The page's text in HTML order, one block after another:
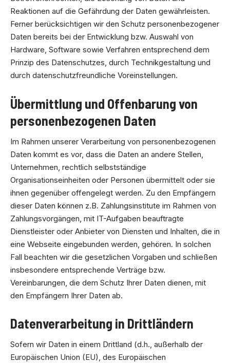
Reaktionen auf die Gefährdung der Daten gewährleisten.
Ferner berücksichtigen wir den Schutz personenbezogener
Daten bereits bei der Entwicklung bzw. Auswahl von
Hardware, Software sowie Verfahren entsprechend dem
Prinzip des Datenschutzes, durch Technikgestaltung und
durch datenschutzfreundliche Voreinstellungen.
Übermittlung und Offenbarung von
personenbezogenen Daten
Im Rahmen unserer Verarbeitung von personenbezogenen
Daten kommt es vor, dass die Daten an andere Stellen,
Unternehmen, rechtlich selbstständige
Organisationseinheiten oder Personen übermittelt oder sie
ihnen gegenüber offengelegt werden. Zu den Empfängern
dieser Daten können z.B. Zahlungsinstitute im Rahmen von
Zahlungsvorgängen, mit IT-Aufgaben beauftragte
Dienstleister oder Anbieter von Diensten und Inhalten, die in
eine Webseite eingebunden werden, gehören. In solchen
Fall beachten wir die gesetzlichen Vorgaben und schließen
insbesondere entsprechende Verträge bzw.
Vereinbarungen, die dem Schutz Ihrer Daten dienen, mit
den Empfängern Ihrer Daten ab.
Datenverarbeitung in Drittländern
Sofern wir Daten in einem Drittland (d.h., außerhalb der
Europäischen Union (EU), des Europäischen